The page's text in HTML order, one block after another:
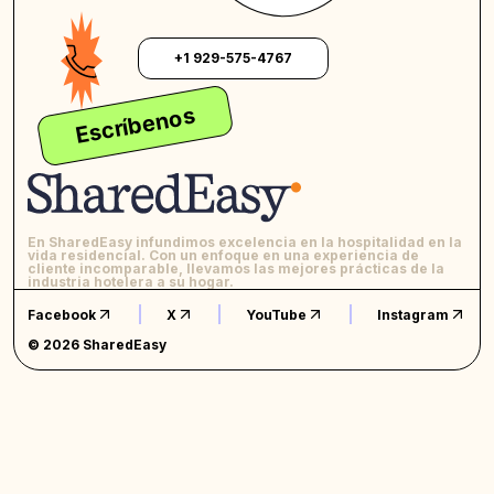
Escríbenos
+1 929-575-4767
En SharedEasy infundimos excelencia en la hospitalidad en la
vida residencial. Con un enfoque en una experiencia de
cliente incomparable, llevamos las mejores prácticas de la
industria hotelera a su hogar.
Facebook
X YouTube
Instagram
© 2026 SharedEasy